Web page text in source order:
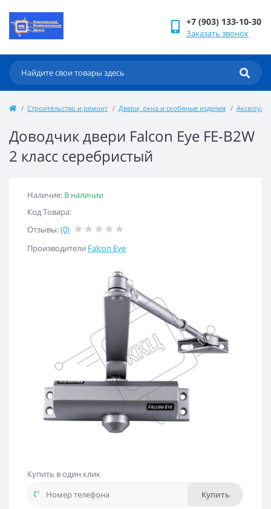
+7 (903) 133-10-30
Заказать звонок
Строительство и ремонт Двери, окна и скобяные изделия
Доводчик двери Falcon Eye FE-B2W
2 класс серебристый
Наличие: В наличии
Код Товара:
Отзывы:(0)
Производители Falcon Eye
Купить в один клик
Купить